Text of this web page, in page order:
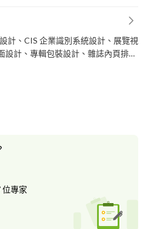
計、CIS 企業識別系統設計、展覽視
設計、專輯包裝設計、雜誌內頁排版
位專家